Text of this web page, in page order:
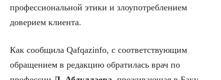
профессиональной этики и злоупотреблением
доверием клиента.
Как сообщила Qafqazinfo, с соответствующим
обращением в редакцию обратилась врач по